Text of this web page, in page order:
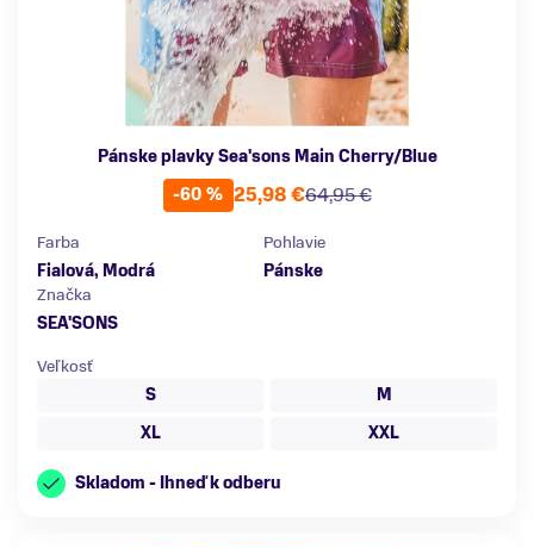
Pánske plavky Sea'sons Main Cherry/Blue
-60 %
64,95 €
25,98 €
Farba
Fialová, Modrá
Pohlavie
Pánske
Značka
SEA'SONS
Veľkosť
S
M
XL
XXL
Skladom - Ihneď k odberu